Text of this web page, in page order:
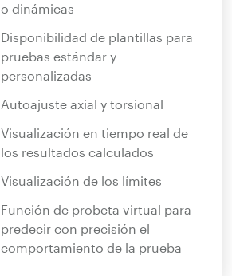
o dinámicas
Disponibilidad de plantillas para
pruebas estándar y
personalizadas
Autoajuste axial y torsional
Visualización en tiempo real de
los resultados calculados
Visualización de los límites
Función de probeta virtual para
predecir con precisión el
comportamiento de la prueba